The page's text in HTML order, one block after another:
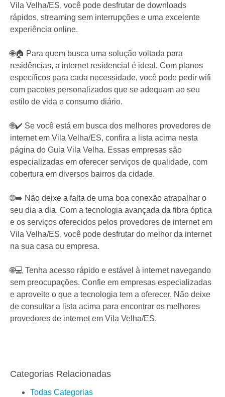
Vila Velha/ES, você pode desfrutar de downloads
rápidos, streaming sem interrupções e uma excelente
experiência online.
🌐🏠 Para quem busca uma solução voltada para
residências, a internet residencial é ideal. Com planos
específicos para cada necessidade, você pode pedir wifi
com pacotes personalizados que se adequam ao seu
estilo de vida e consumo diário.
🌐✔️ Se você está em busca dos melhores provedores de
internet em Vila Velha/ES, confira a lista acima nesta
página do Guia Vila Velha. Essas empresas são
especializadas em oferecer serviços de qualidade, com
cobertura em diversos bairros da cidade.
🌐➡️ Não deixe a falta de uma boa conexão atrapalhar o
seu dia a dia. Com a tecnologia avançada da fibra óptica
e os serviços oferecidos pelos provedores de internet em
Vila Velha/ES, você pode desfrutar do melhor da internet
na sua casa ou empresa.
🌐💻 Tenha acesso rápido e estável à internet navegando
sem preocupações. Confie em empresas especializadas
e aproveite o que a tecnologia tem a oferecer. Não deixe
de consultar a lista acima para encontrar os melhores
provedores de internet em Vila Velha/ES.
Categorias Relacionadas
Todas Categorias